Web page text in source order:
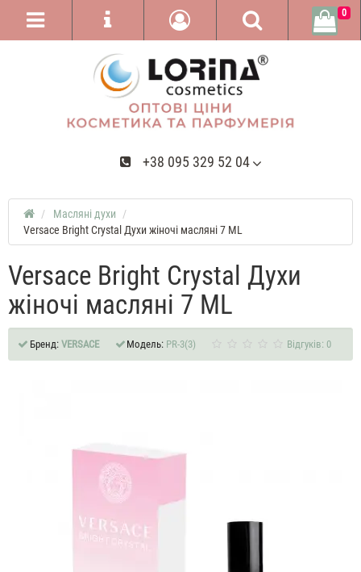
+38 095 329 52 04
0
Масляні духи
Versace Bright Crystal Духи жіночі масляні 7 ML
Versace Bright Crystal Духи
жіночі масляні 7 ML
Бренд: VERSACE Модель: PR-3(3) Відгуків: 0